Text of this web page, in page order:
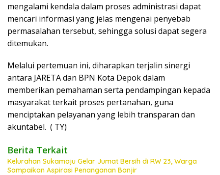
mengalami kendala dalam proses administrasi dapat
mencari informasi yang jelas mengenai penyebab
permasalahan tersebut, sehingga solusi dapat segera
ditemukan.
Melalui pertemuan ini, diharapkan terjalin sinergi
antara JARETA dan BPN Kota Depok dalam
memberikan pemahaman serta pendampingan kepada
masyarakat terkait proses pertanahan, guna
menciptakan pelayanan yang lebih transparan dan
akuntabel. ( TY)
Berita Terkait
Kelurahan Sukamaju Gelar Jumat Bersih di RW 23, Warga
Sampaikan Aspirasi Penanganan Banjir